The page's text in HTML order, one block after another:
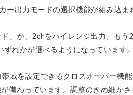
出力モードの選択機能が組み込
」か、2chをハイレンジ出力、も
れかが選べるようになっています。
域を設定できるクロスオーバー機
備わっています。調整のきめ細か